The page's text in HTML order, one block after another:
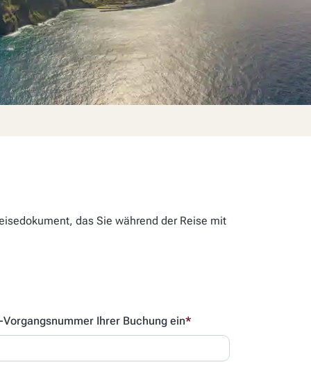
das Sie während der Reise mit
Ihrer Buchung ein*